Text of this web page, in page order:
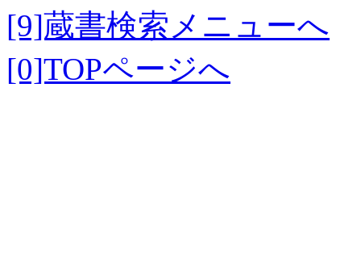
[9]蔵書検索メニューへ
[0]TOPページへ